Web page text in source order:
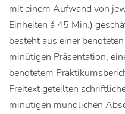
mit einem Aufwand von
Einheiten á 45 Min.)
besteht aus einer
minütigen Präsentation,
benotetem
Freitext geteilten
minütigen mündlichen